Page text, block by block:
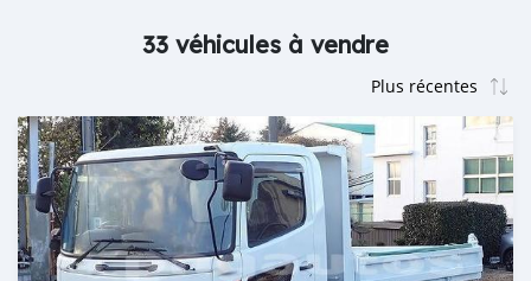
33 véhicules à vendre